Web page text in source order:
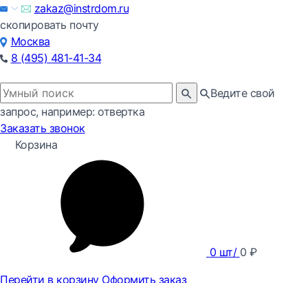
zakaz@instrdom.ru
скопировать почту
Москва
8 (495) 481-41-34
Ведите свой
запрос, например: отвертка
Заказать звонок
Корзина
0 шт/ 0 ₽
Перейти в корзину Оформить заказ